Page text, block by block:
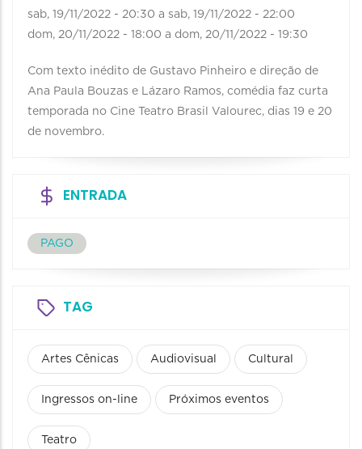
sab, 19/11/2022 - 20:30 a sab, 19/11/2022 - 22:00
dom, 20/11/2022 - 18:00 a dom, 20/11/2022 - 19:30
Com texto inédito de Gustavo Pinheiro e direção de
Ana Paula Bouzas e Lázaro Ramos, comédia faz curta
temporada no Cine Teatro Brasil Valourec, dias 19 e 20
de novembro.
ENTRADA
PAGO
TAG
Artes Cênicas Audiovisual Cultural
Ingressos on-line Próximos eventos
Teatro